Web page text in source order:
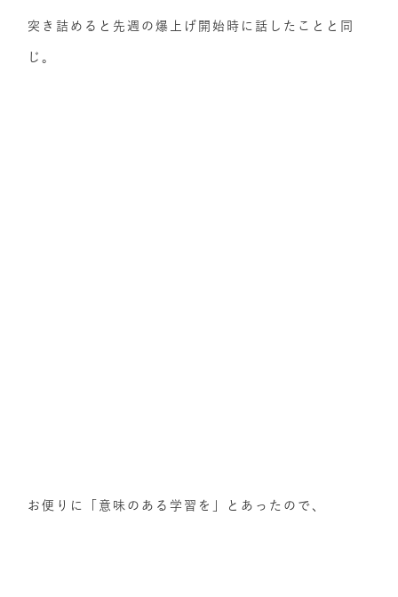
突き詰めると先週の爆上げ開始時に話したことと同
じ。
お便りに「意味のある学習を」とあったので、